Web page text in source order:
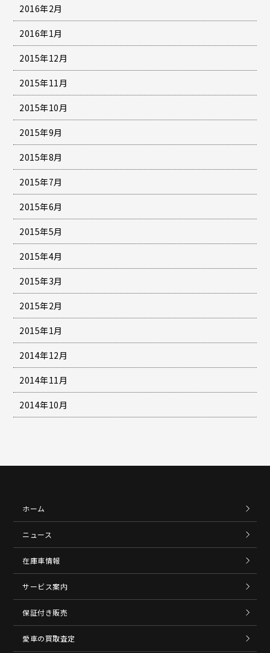
2016年2月
2016年1月
2015年12月
2015年11月
2015年10月
2015年9月
2015年8月
2015年7月
2015年6月
2015年5月
2015年4月
2015年3月
2015年2月
2015年1月
2014年12月
2014年11月
2014年10月
ホーム
ニュース
在庫車情報
サービス案内
保証付き販売
愛車の買取査定